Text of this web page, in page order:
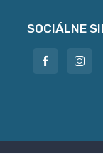
SOCIÁLNE